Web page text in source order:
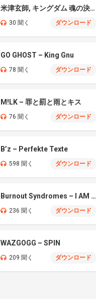
米津玄師, キングダム 魂の決戦 – 公開記念PV
30 聞く ダウンロード
GO GHOST – King Gnu
78 聞く ダウンロード
M!LK – 罪と罰と雨とキス
76 聞く ダウンロード
B’z – Perfekte Texte
598 聞く ダウンロード
Burnout Syndromes – I AM A HERO
236 聞く ダウンロード
WAZGOGG – SPIN
209 聞く ダウンロード